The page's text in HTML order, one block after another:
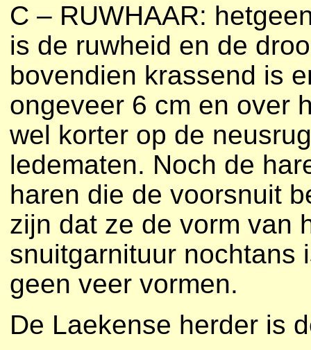
C – RUWHAAR:
is de ruwheid en de
bovendien krassend is
ongeveer 6 cm en over
wel korter op de
ledematen. Noch de
haren die de voorsnuit
zijn dat ze de vorm van
snuitgarnituur nochtans
geen veer vormen.
De Laekense herder is